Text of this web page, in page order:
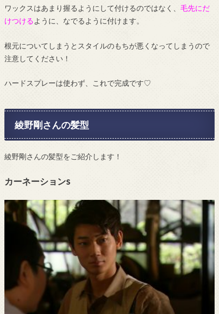
ワックスはあまり握るようにして付けるのではなく、 毛先にだ
けつける ように、なでるように付けます。
根元についてしまうとスタイルのもちが悪くなってしまうので
注意してください！
ハードスプレーは使わず、これで完成です♡
綾野剛さんの髪型
綾野剛さんの髪型をご紹介します！
カーネーションs